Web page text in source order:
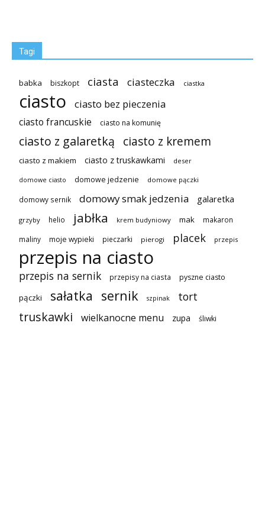
Tagi
babka biszkopt ciasta ciasteczka ciastka
ciasto ciasto bez pieczenia
ciasto francuskie ciasto na komunię
ciasto z galaretką ciasto z kremem
ciasto z makiem ciasto z truskawkami deser
domowe ciasto domowe jedzenie domowe pączki
domowy sernik domowy smak jedzenia galaretka
grzyby helio jabłka krem budyniowy mak makaron
maliny moje wypieki pieczarki pierogi placek przepis
przepis na ciasto
przepis na sernik przepisy na ciasta pyszne ciasto
pączki sałatka sernik szpinak tort
truskawki wielkanocne menu zupa śliwki